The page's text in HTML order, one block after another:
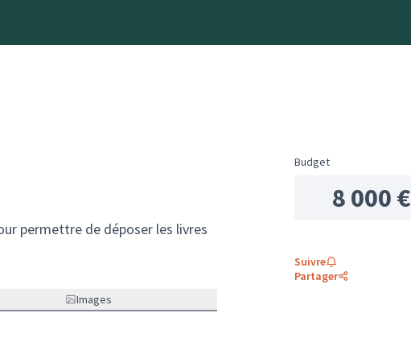
permettre de déposer les livres
Images
Budget
8 000 €
Suivre
Partager